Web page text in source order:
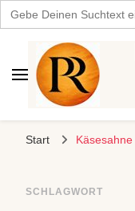
Search
for:
Start Käsesahne
SCHLAGWORT